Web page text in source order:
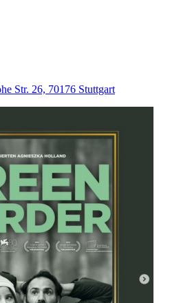
Str. 26, 70176 Stuttgart